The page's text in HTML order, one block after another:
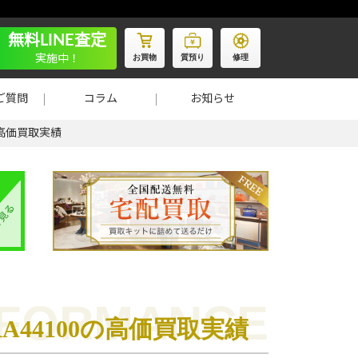
無料LINE査定
実施中！ お買物 質預り 修理
質問 コラム お知らせ
価買取実績
の高価買取実績